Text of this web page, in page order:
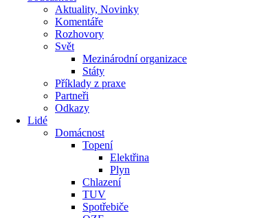
Aktuality, Novinky
Komentáře
Rozhovory
Svět
Mezinárodní organizace
Státy
Příklady z praxe
Partneři
Odkazy
Lidé
Domácnost
Topení
Elektřina
Plyn
Chlazení
TUV
Spotřebiče